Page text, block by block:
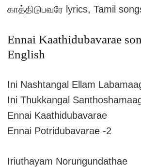
காத்திடுபவரே lyrics, Tamil
Ennai Kaathidubavarae
English
Ini Nashtangal Ellam
Ini Thukkangal
Ennai Kaathidubavarae
Ennai Potridubavarae -2
Iriuthayam Norungundathae